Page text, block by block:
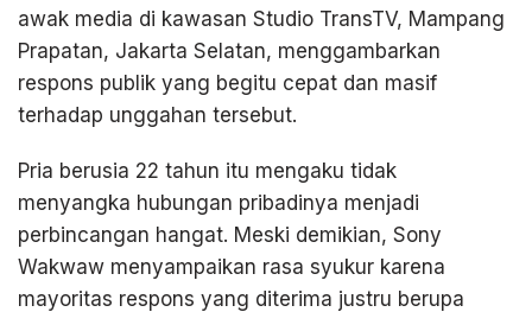
awak media di kawasan Studio TransTV, Mampang
Prapatan, Jakarta Selatan, menggambarkan
respons publik yang begitu cepat dan masif
terhadap unggahan tersebut.
Pria berusia 22 tahun itu mengaku tidak
menyangka hubungan pribadinya menjadi
perbincangan hangat. Meski demikian, Sony
Wakwaw menyampaikan rasa syukur karena
mayoritas respons yang diterima justru berupa